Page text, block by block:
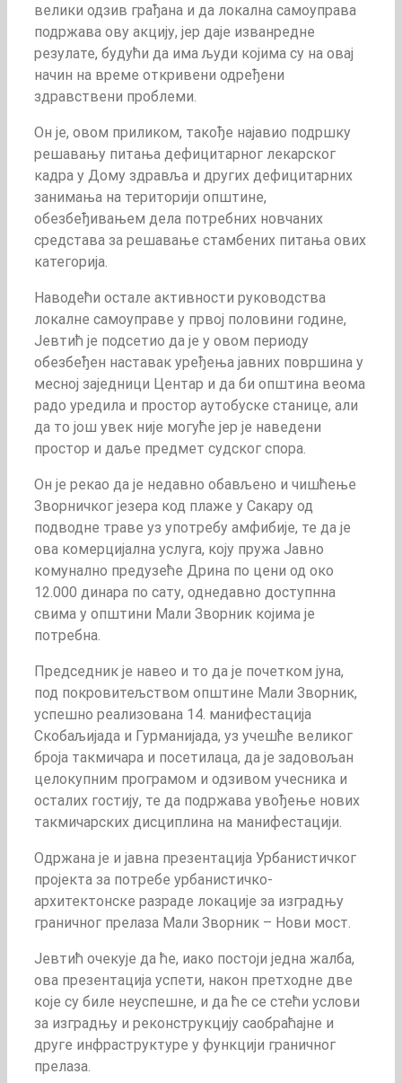
велики одзив грађана и да локална самоуправа
подржава ову акцију, јер даје изванредне
резулате, будући да има људи којима су на овај
начин на време откривени одређени
здравствени проблеми.
Он је, овом приликом, такође најавио подршку
решавању питања дефицитарног лекарског
кадра у Дому здравља и других дефицитарних
занимања на територији општине,
обезбеђивањем дела потребних новчаних
средставa за решавање стамбених питања ових
категорија.
Наводећи остале активности руководства
локалне самоуправе у првој половини године,
Јевтић је подсетио да је у овом периоду
обезбеђен наставак уређења јавних површина у
месној заједници Центар и да би општина веома
радо уредила и простор аутобуске станице, али
да то још увек није могуће јер је наведени
простор и даље предмет судског спора.
Он је рекао да је недавно обављено и чишћење
Зворничког језера код плаже у Сакару од
подводне траве уз употребу амфибије, те да је
ова комерцијална услуга, коју пружа Јавно
комунално предузеће Дрина по цени од око
12.000 динара по сату, однедавно доступнна
свима у општини Мали Зворник којима је
потребна.
Председник је навео и то да је почетком јуна,
под покровитељством општине Мали Зворник,
успешно реализована 14. манифестација
Скобаљијада и Гурманијада, уз учешће великог
броја такмичара и посетилаца, да је задовољан
целокупним програмом и одзивом учесника и
осталих гостију, те да подржава увођење нових
такмичарских дисциплина на манифестацији.
Одржана је и јавна презентација Урбанистичког
пројекта за потребе урбанистичко-
архитектонске разраде локације за изградњу
граничног прелаза Мали Зворник – Нови мост.
Јевтић очекује да ће, иако постоји једна жалба,
ова презентација успети, након претходне две
које су биле неуспешне, и да ће се стећи услови
за изградњу и реконструкцију саобраћајне и
друге инфраструктуре у функцији граничног
прелаза.